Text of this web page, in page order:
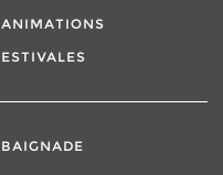
ANIMATIONS
ESTIVALES
BAIGNADE